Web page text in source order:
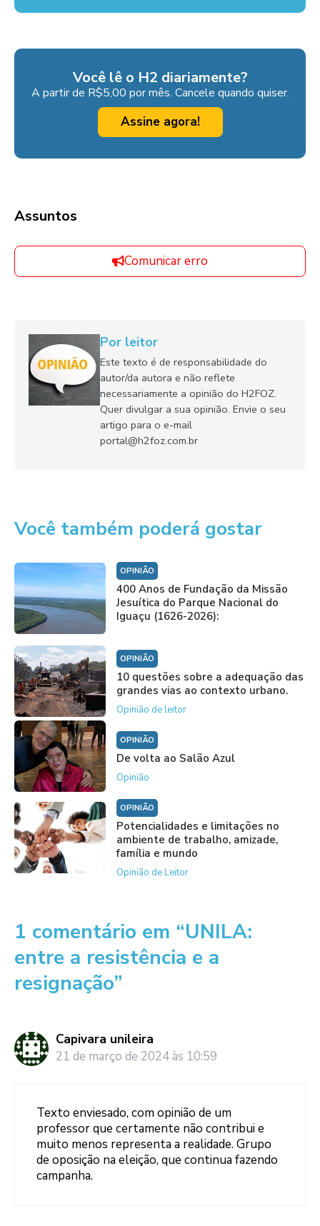
Você lê o H2 diariamente?
A partir de R$5,00 por mês. Cancele quando quiser.
Assine agora!
Assuntos
Comunicar erro
Por leitor
Este texto é de responsabilidade do
autor/da autora e não reflete
necessariamente a opinião do H2FOZ.
Quer divulgar a sua opinião. Envie o seu
artigo para o e-mail
portal@h2foz.com.br
Você também poderá gostar
OPINIÃO
400 Anos de Fundação da Missão
Jesuítica do Parque Nacional do
Iguaçu (1626-2026):
OPINIÃO
10 questões sobre a adequação das
grandes vias ao contexto urbano.
Opinião de leitor
OPINIÃO
De volta ao Salão Azul
Opinião
OPINIÃO
Potencialidades e limitações no
ambiente de trabalho, amizade,
família e mundo
Opinião de Leitor
1 comentário em “UNILA:
entre a resistência e a
resignação”
Capivara unileira
21 de março de 2024 às 10:59
Texto enviesado, com opinião de um
professor que certamente não contribui e
muito menos representa a realidade. Grupo
de oposição na eleição, que continua fazendo
campanha.